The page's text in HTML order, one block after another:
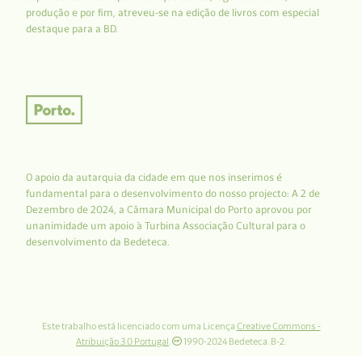
produção e por fim, atreveu-se na edição de livros com especial
destaque para a BD.
O apoio da autarquia da cidade em que nos inserimos é
fundamental para o desenvolvimento do nosso projecto: A 2 de
Dezembro de 2024, a Câmara Municipal do Porto aprovou por
unanimidade um apoio à Turbina Associação Cultural para o
desenvolvimento da Bedeteca.
Este trabalho está licenciado com uma Licença Creative Commons -
Atribuição 3.0 Portugal. 1990-2024 Bedeteca. B-2.